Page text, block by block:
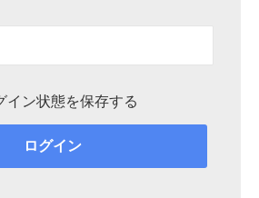
イン状態を保存する